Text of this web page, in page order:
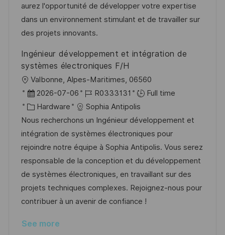
o
n
D
a
o
r
aurez l'opportunité de développer votre expertise
dans un environnement stimulant et de travailler sur
des projets innovants.
Ingénieur développement et intégration de
systèmes électroniques F/H
L
o
c
a
t
i
o
n
Valbonne, Alpes-Maritimes, 06560
P
o
s
t
e
d
D
a
t
2026-07-06
J
o
b
I
d
R0333131
Full time
C
a
t
e
g
o
r
y
Hardware
Sophia Antipolis
Nous recherchons un Ingénieur développement et
intégration de systèmes électroniques pour
rejoindre notre équipe à Sophia Antipolis. Vous serez
responsable de la conception et du développement
de systèmes électroniques, en travaillant sur des
projets techniques complexes. Rejoignez-nous pour
contribuer à un avenir de confiance !
See more